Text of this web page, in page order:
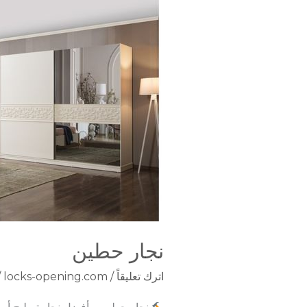
نجار حطين
اترك تعليقاً /
locks-opening.com
نجار
حطين